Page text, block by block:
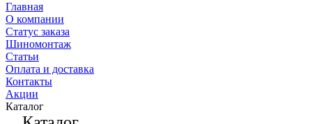
Главная
О компании
Статус заказа
Шиномонтаж
Статьи
Оплата и доставка
Контакты
Акции
Каталог